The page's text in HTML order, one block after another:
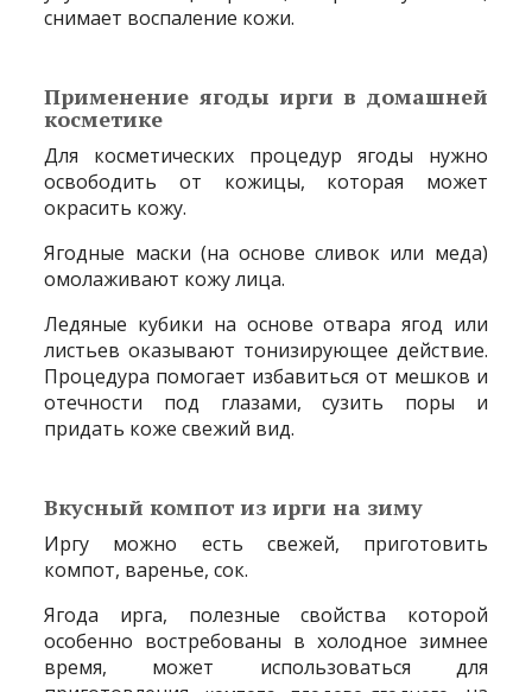
снимает воспаление кожи.
Применение ягоды ирги в домашней
косметике
Для косметических процедур ягоды нужно
освободить от кожицы, которая может
окрасить кожу.
Ягодные маски (на основе сливок или меда)
омолаживают кожу лица.
Ледяные кубики на основе отвара ягод или
листьев оказывают тонизирующее действие.
Процедура помогает избавиться от мешков и
отечности под глазами, сузить поры и
придать коже свежий вид.
Вкусный компот из ирги на зиму
Иргу можно есть свежей, приготовить
компот, варенье, сок.
Ягода ирга, полезные свойства которой
особенно востребованы в холодное зимнее
время, может использоваться для